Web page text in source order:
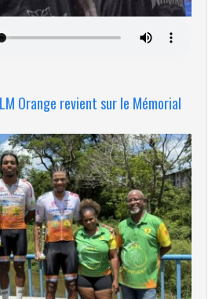
Orange revient sur le Mémorial